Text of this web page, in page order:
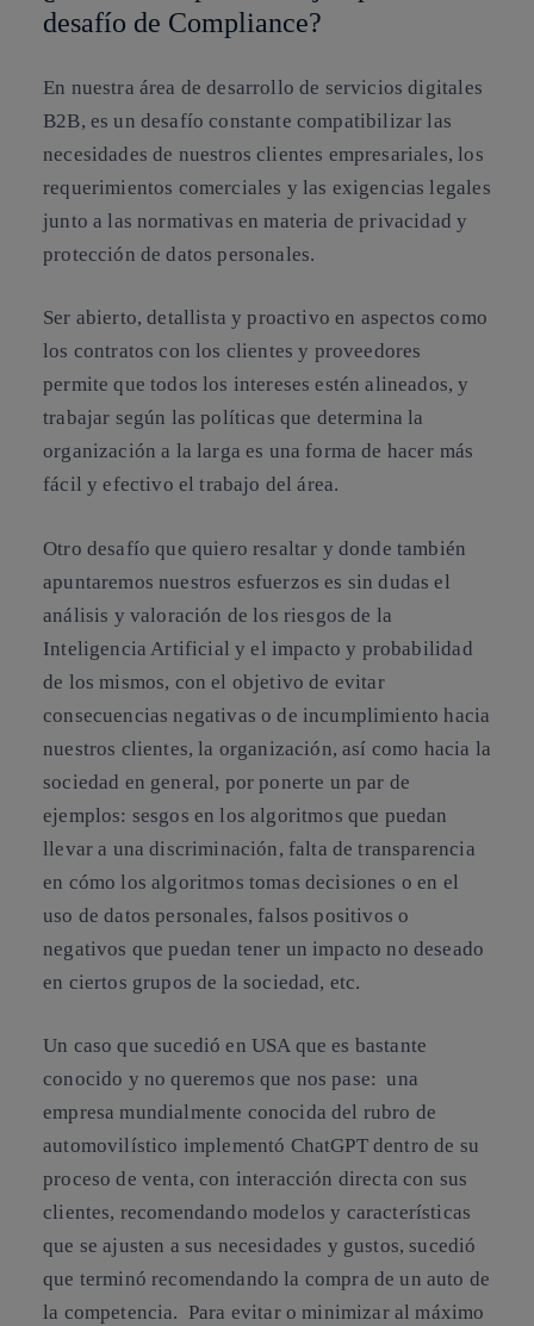
desafío de Compliance?
En nuestra área de desarrollo de servicios digitales
B2B, es un desafío constante compatibilizar las
necesidades de nuestros clientes empresariales, los
requerimientos comerciales y las exigencias legales
junto a las normativas en materia de privacidad y
protección de datos personales.
Ser abierto, detallista y proactivo en aspectos como
los contratos con los clientes y proveedores
permite que todos los intereses estén alineados, y
trabajar según las políticas que determina la
organización a la larga es una forma de hacer más
fácil y efectivo el trabajo del área.
Otro desafío que quiero resaltar y donde también
apuntaremos nuestros esfuerzos es sin dudas el
análisis y valoración de los riesgos de la
Inteligencia Artificial y el impacto y probabilidad
de los mismos, con el objetivo de evitar
consecuencias negativas o de incumplimiento hacia
nuestros clientes, la organización, así como hacia la
sociedad en general, por ponerte un par de
ejemplos: sesgos en los algoritmos que puedan
llevar a una discriminación, falta de transparencia
en cómo los algoritmos tomas decisiones o en el
uso de datos personales, falsos positivos o
negativos que puedan tener un impacto no deseado
en ciertos grupos de la sociedad, etc.
Un caso que sucedió en USA que es bastante
conocido y no queremos que nos pase: una
empresa mundialmente conocida del rubro de
automovilístico implementó ChatGPT dentro de su
proceso de venta, con interacción directa con sus
clientes, recomendando modelos y características
que se ajusten a sus necesidades y gustos, sucedió
que terminó recomendando la compra de un auto de
la competencia. Para evitar o minimizar al máximo